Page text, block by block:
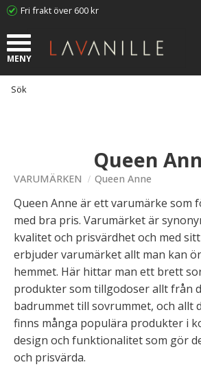
Fri frakt över 600 kr
Queen
VARUMÄRKEN Queen Anne
Queen Anne är ett varumärke som
med bra pris. Varumärket är
kvalitet och prisvärdhet och med
erbjuder varumärket allt man kan
hemmet. Här hittar man ett brett
produkter som tillgodoser allt från
badrummet till sovrummet, och allt
finns många populära produkter i
design och funktionalitet som gör
och prisvärda.